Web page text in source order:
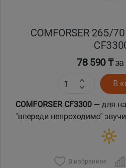
COMFORSER 265/
78 590 ₸за
В
COMFORSER CF3300 — для
"впереди непроходимо"
В избранное